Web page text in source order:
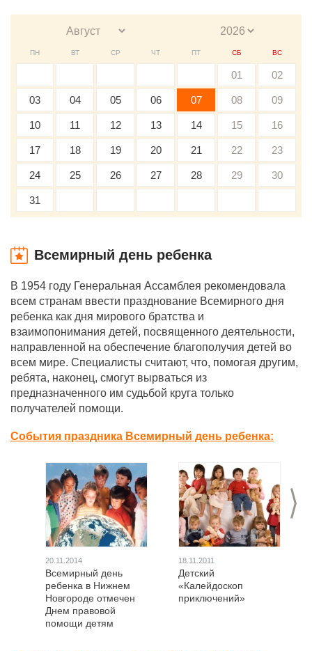
ПН ВТ СР ЧТ ПТ СБ ВС
01 02
03 04 05 06 07 08 09
10 11 12 13 14 15 16
17 18 19 20 21 22 23
24 25 26 27 28 29 30
31
Всемирный день ребенка
В 1954 году Генеральная Ассамблея рекомендовала
всем странам ввести празднование Всемирного дня
ребенка как дня мирового братства и
взаимопонимания детей, посвященного деятельности,
направленной на обеспечение благополучия детей во
всем мире. Специалисты считают, что, помогая другим,
ребята, наконец, смогут вырваться из
предназначенного им судьбой круга только
получателей помощи.
События праздника Всемирный день ребенка:
>
20.11.2014
Всемирный день
ребенка в Нижнем
Новгороде отмечен
Днем правовой
помощи детям
18.11.2011
Детский
«Калейдоскоп
приключений»